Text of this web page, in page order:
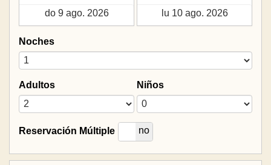
Noches
Adultos Niños
Reservación Múltiple
si no